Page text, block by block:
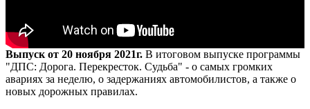
Выпуск от 20 ноября 2021г. В итоговом выпуске программы
"ДПС: Дорога. Перекресток. Судьба" - о самых громких
авариях за неделю, о задержаниях автомобилистов, а также о
новых дорожных правилах.